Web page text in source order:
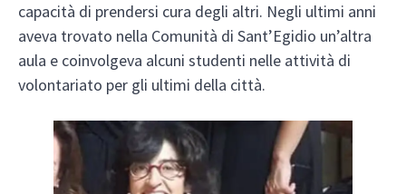
capacità di prendersi cura degli altri. Negli ultimi anni
aveva trovato nella Comunità di Sant’Egidio un’altra
aula e coinvolgeva alcuni studenti nelle attività di
volontariato per gli ultimi della città.